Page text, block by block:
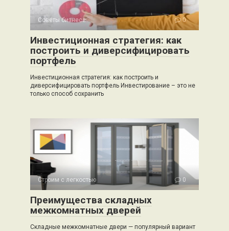
Советы бизнеса 0
Инвестиционная стратегия: как
построить и диверсифицировать
портфель
Инвестиционная стратегия: как построить и
диверсифицировать портфель Инвестирование – это не
только способ сохранить
Строим с легкостью 0
Преимущества складных
межкомнатных дверей
Складные межкомнатные двери — популярный вариант